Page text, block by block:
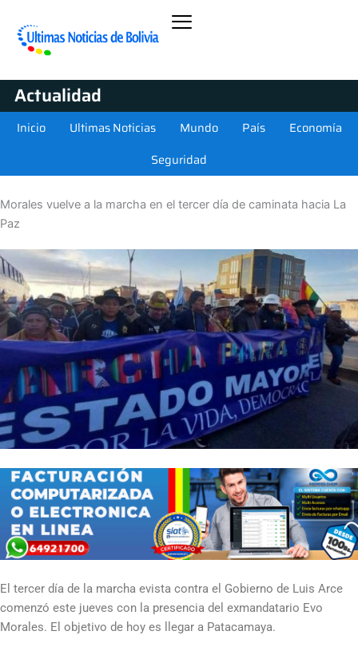
Actualidad
Inicio Ultimas Noticias Mundo País
Economía
Seguridad
Morales vuelve a la marcha en el tercer día de caminata hacia La
Paz
El tercer día de la marcha evista contra el Gobierno de Luis Arce
comenzó este jueves con la presencia del exmandatario Evo
Morales. El objetivo de hoy es llegar a Patacamaya.